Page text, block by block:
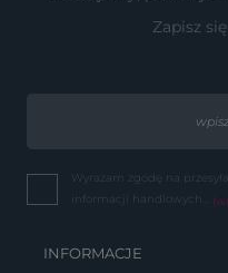
Zapisz
Wyrażam zgodę na
informacji handlowych...
INFORMACJE